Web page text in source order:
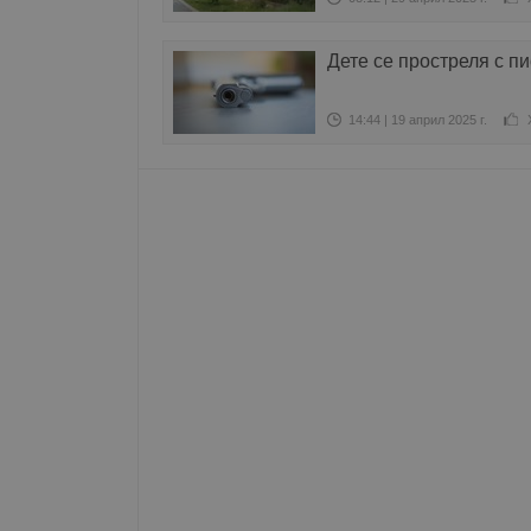
Дете се простреля с
14:44 | 19 април 2025 г.